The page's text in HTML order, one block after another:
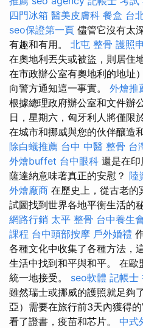
四門冰箱 醫美皮膚科 餐盒 台
seo保證第一頁 儘管它沒有太
有趣和有用。 北屯 整骨 護照
在奧地利丟失或被盜，則居住
在市政辦公室有奧地利的地址
向警方通知這一事實。 外燴推
根據總理政府辦公室和文件辦
日，星期六，匈牙利人將僅限
在城市和挪威與您的伙伴釀造
除白蟻推薦 台中 中醫 整骨 台
外燴buffet 台中眼科 還是在印
薩達納意味著真正的安慰？ 陸
外燴廠商 在歷史上，從古老的
試圖找到世界各地平衡生活的
網路行銷 太平 整骨 台中養生
課程 台中頭部按摩 戶外婚禮
各種文化中收集了各種方法，
生活中找到和平與和平。 在
統一地接受。 seo軟體 記帳士
雖然瑞士或挪威的護照就足夠
亞）需要在旅行前3天內獲得
看了證書，疫苗和芯片。 中式